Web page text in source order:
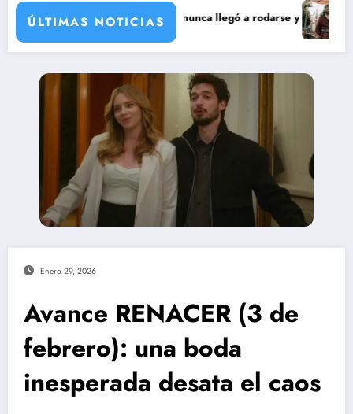
ÚLTIMAS NOTICIAS
de María Castro
Carmina Ordóñez que nunca llegó a rodarse y que convertía a
Enero 29, 2026
Avance RENACER (3 de
febrero): una boda
inesperada desata el caos